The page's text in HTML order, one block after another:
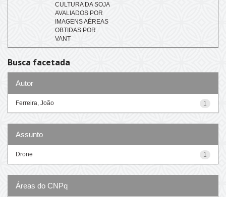
CULTURA DA SOJA
AVALIADOS POR
IMAGENS AÉREAS
OBTIDAS POR
VANT
Busca facetada
Autor
1
Ferreira, João
Assunto
1
Drone
Áreas do CNPq